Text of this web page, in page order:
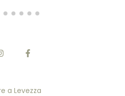
a Levezza